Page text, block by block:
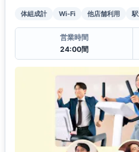
体組成計 Wi-Fi 他店舗利用
営業時間
24:00間